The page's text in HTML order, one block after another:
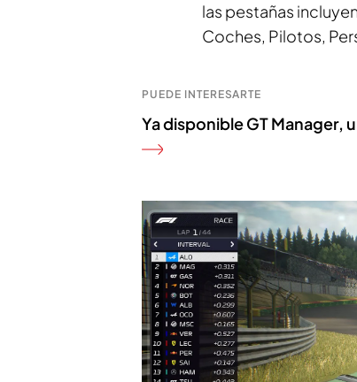
las pestañas
Coches, Pilotos,
PUEDE INTERESARTE
Ya disponible GT Manager,